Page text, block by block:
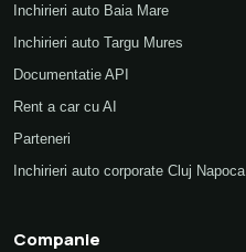
Inchirieri auto Baia Mare
Inchirieri auto Targu Mures
Documentatie API
Rent a car cu AI
Parteneri
Inchirieri auto corporate Cluj Napoca
Companie